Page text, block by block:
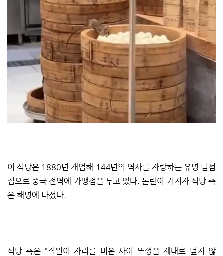
이 식당은 1880년 개업해 144년의 역사를 자랑하는 유명 딤섬
집으로 중국 전역에 가맹점을 두고 있다. 논란이 커지자 식당 측
은 해명에 나섰다.
식당 측은 “직원이 자리를 비운 사이 뚜껑을 제대로 덮지 않